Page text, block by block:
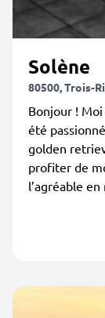
Solène
80500, Trois-
Bonjour ! Moi
été
golden
profiter de
l’agréable